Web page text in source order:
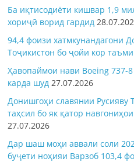
Ба иқтисодиёти кишвар 1,9
хориҷӣ ворид гардид
94,4 фоизи хатмкунандагони
Тоҷикистон бо ҷойи кор
Ҳавопаймои нави Boeing 737-
карда шуд 27.07.2026
Донишгоҳи славянии Русияву
таҳсил бо як қатор
27.07.2026
Дар шаш моҳи аввали соли
буҷети ноҳияи Варзоб 103,4